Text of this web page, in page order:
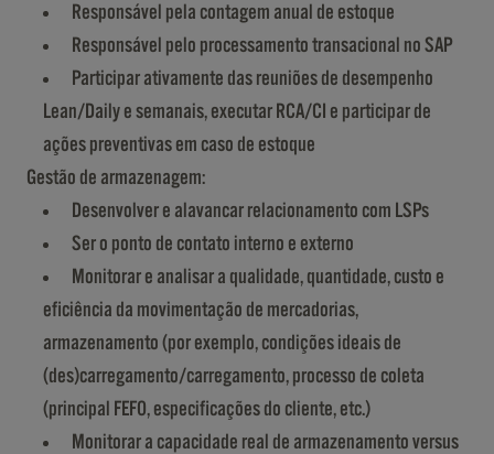
Responsável pela contagem anual de estoque
Responsável pelo processamento transacional no SAP
Participar ativamente das reuniões de desempenho
Lean/Daily e semanais, executar RCA/CI e participar de
ações preventivas em caso de estoque
Gestão de armazenagem:
Desenvolver e alavancar relacionamento com LSPs
Ser o ponto de contato interno e externo
Monitorar e analisar a qualidade, quantidade, custo e
eficiência da movimentação de mercadorias,
armazenamento (por exemplo, condições ideais de
(des)carregamento/carregamento, processo de coleta
(principal FEFO, especificações do cliente, etc.)
Monitorar a capacidade real de armazenamento versus